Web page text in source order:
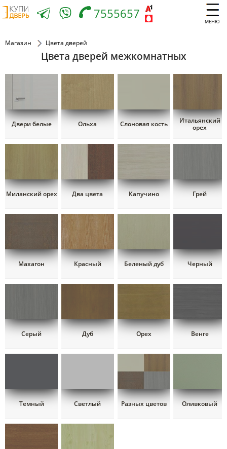
МЕНЮ
7555657
Магазин Цвета дверей
Цвета дверей межкомнатных
Двери белые Ольха Слоновая кость
Итальянский
орех
Миланский орех Два цвета Капучино Грей
Махагон Красный Беленый дуб Черный
Серый Дуб Орех Венге
Темный Светлый Разных цветов Оливковый